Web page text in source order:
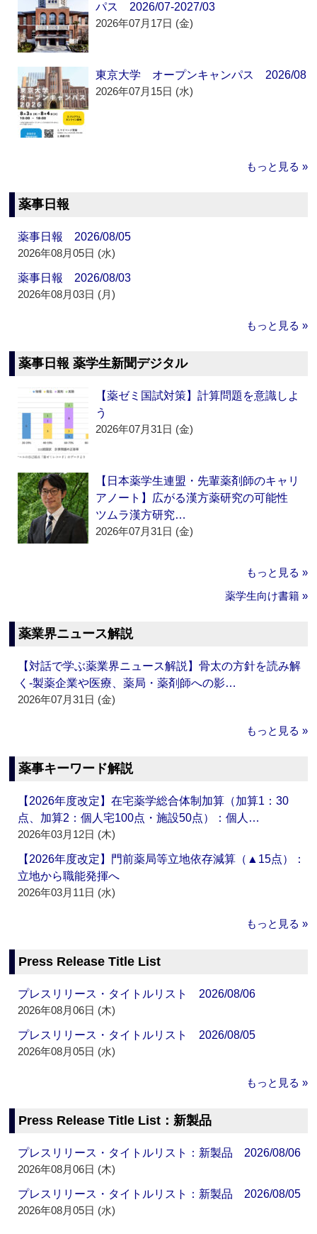
パス 2026/07-2027/03
2026年07月17日 (金)
東京大学 オープンキャンパス 2026/08
2026年07月15日 (水)
もっと見る »
薬事日報
薬事日報 2026/08/05
2026年08月05日 (水)
薬事日報 2026/08/03
2026年08月03日 (月)
もっと見る »
薬事日報 薬学生新聞デジタル
【薬ゼミ国試対策】計算問題を意識しよ
う
2026年07月31日 (金)
【日本薬学生連盟・先輩薬剤師のキャリ
アノート】広がる漢方薬研究の可能性
ツムラ漢方研究…
2026年07月31日 (金)
もっと見る »
薬学生向け書籍 »
薬業界ニュース解説
【対話で学ぶ薬業界ニュース解説】骨太の方針を読み解
く‐製薬企業や医療、薬局・薬剤師への影…
2026年07月31日 (金)
もっと見る »
薬事キーワード解説
【2026年度改定】在宅薬学総合体制加算（加算1：30
点、加算2：個人宅100点・施設50点）：個人…
2026年03月12日 (木)
【2026年度改定】門前薬局等立地依存減算（▲15点）：
立地から職能発揮へ
2026年03月11日 (水)
もっと見る »
Press Release Title List
プレスリリース・タイトルリスト 2026/08/06
2026年08月06日 (木)
プレスリリース・タイトルリスト 2026/08/05
2026年08月05日 (水)
もっと見る »
Press Release Title List：新製品
プレスリリース・タイトルリスト：新製品 2026/08/06
2026年08月06日 (木)
プレスリリース・タイトルリスト：新製品 2026/08/05
2026年08月05日 (水)